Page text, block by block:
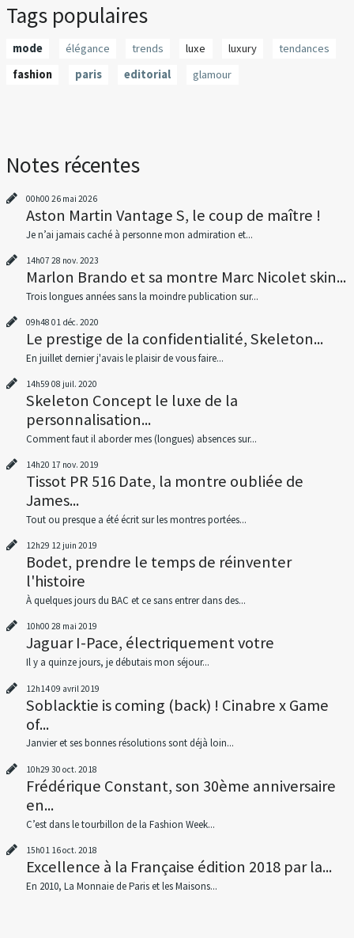
Tags populaires
mode élégance trends luxe luxury
tendances
fashion
paris editorial glamour
Notes récentes
00h00 26 mai 2026
Aston Martin Vantage S, le coup de maître !
Je n’ai jamais caché à personne mon admiration et...
14h07 28 nov. 2023
Marlon Brando et sa montre Marc Nicolet skin...
Trois longues années sans la moindre publication sur...
09h48 01 déc. 2020
Le prestige de la confidentialité, Skeleton...
En juillet dernier j'avais le plaisir de vous faire...
14h59 08 juil. 2020
Skeleton Concept le luxe de la
personnalisation...
Comment faut il aborder mes (longues) absences sur...
14h20 17 nov. 2019
Tissot PR 516 Date, la montre oubliée de
James...
Tout ou presque a été écrit sur les montres portées...
12h29 12 juin 2019
Bodet, prendre le temps de réinventer
l'histoire
À quelques jours du BAC et ce sans entrer dans des...
10h00 28 mai 2019
Jaguar I-Pace, électriquement votre
Il y a quinze jours, je débutais mon séjour...
12h1409 avril 2019
Soblacktie is coming (back) ! Cinabre x Game
of...
Janvier et ses bonnes résolutions sont déjà loin...
10h29 30 oct. 2018
Frédérique Constant, son 30ème anniversaire
en...
C’est dans le tourbillon de la Fashion Week...
15h01 16oct. 2018
Excellence à la Française édition 2018 par la...
En 2010, La Monnaie de Paris et les Maisons...